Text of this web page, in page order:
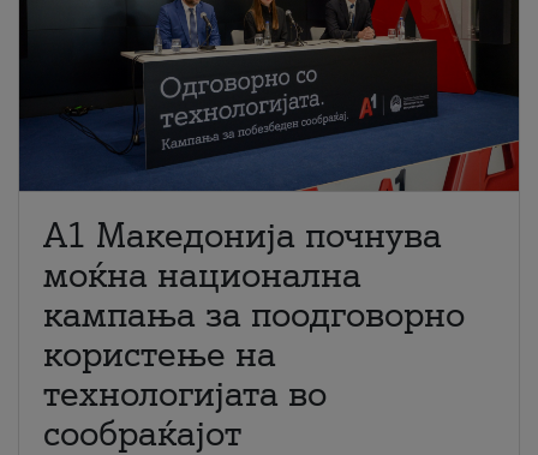
A1 Македонија почнува
моќна национална
кампања за поодговорно
користење на
технологијата во
сообраќајот